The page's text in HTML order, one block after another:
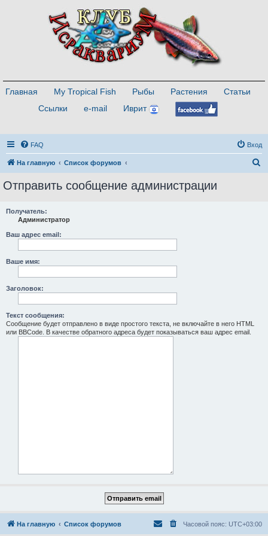
Главная My Tropical Fish Рыбы Растения
Статьи
Ссылки
e-mail Иврит
FAQ Вход
На главную Список форумов
Отправить сообщение администрации
Получатель:
Администратор
Ваш адрес email:
Ваше имя:
Заголовок:
Текст сообщения:
Сообщение будет отправлено в виде простого текста, не включайте в него HTML
или BBCode. В качестве обратного адреса будет показываться ваш адрес email.
На главную Список форумов Часовой пояс: UTC+03:00